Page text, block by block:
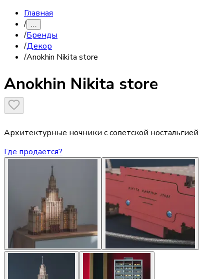
Главная
/ …
/Бренды
/Декор
/Anokhin Nikita store
Anokhin Nikita store
Архитектурные ночники с советской ностальгией
Где продается?